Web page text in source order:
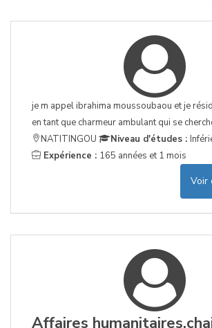
je m appel ibrahima moussoubaou et je
en tant que charmeur ambulant qui se
NATITINGOU
Niveau d'études :
Expérience : 165 années et 1 mois
Voir
Affaires